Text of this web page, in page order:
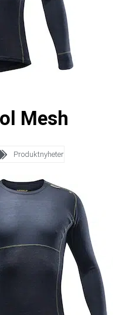
Mesh
Produktnyheter